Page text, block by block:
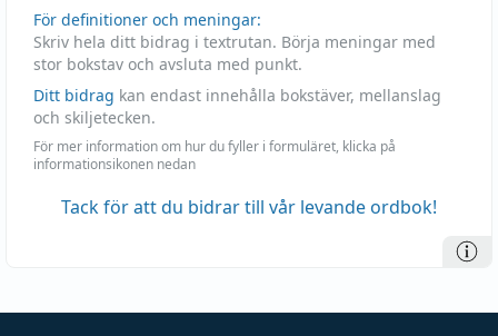
För definitioner och meningar:
Skriv hela ditt bidrag i textrutan. Börja meningar med
stor bokstav och avsluta med punkt.
Ditt bidrag kan endast innehålla bokstäver, mellanslag
och skiljetecken.
För mer information om hur du fyller i formuläret, klicka på
informationsikonen nedan
Tack för att du bidrar till vår levande ordbok!